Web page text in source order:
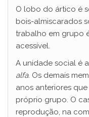
O lobo do ártico é
bois-almiscarados
trabalho em grupo
acessível.
A unidade social é a
alfa. Os demais
anos anteriores
próprio grupo. O
reprodução, na